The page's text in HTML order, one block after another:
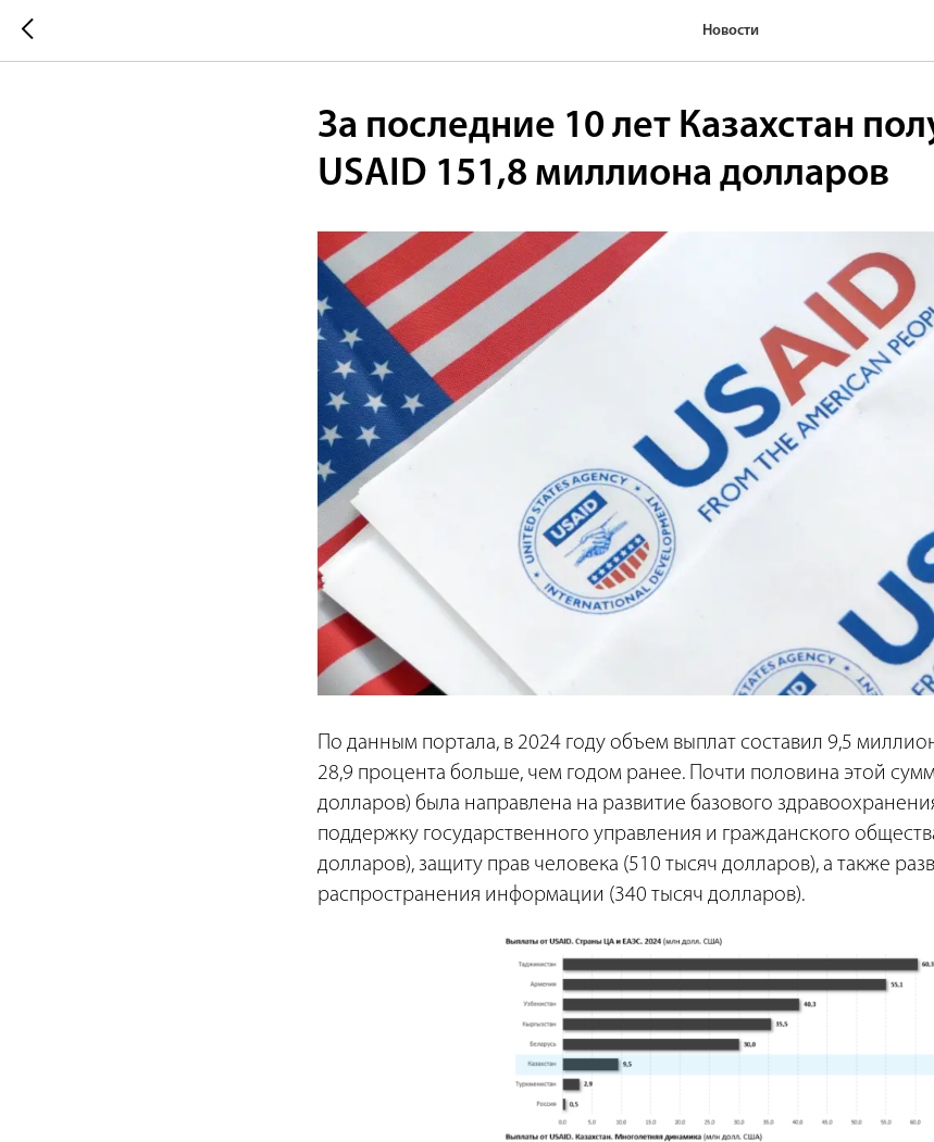
Новости
За последние 10 лет Казахстан
USAID 151,8 миллиона долларов
По данным портала, в 2024 году объем выплат составил 9,5
28,9 процента больше, чем годом ранее. Почти половина этой
долларов) была направлена на развитие базового
поддержку государственного управления и гражданского
долларов), защиту прав человека (510 тысяч долларов), а также
распространения информации (340 тысяч долларов).